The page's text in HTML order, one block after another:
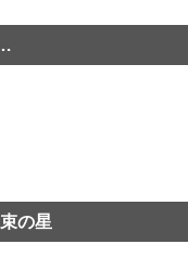
の星